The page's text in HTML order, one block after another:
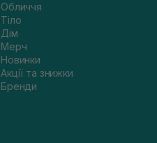
Обличчя
Тіло
Дім
Мерч
Новинки
Акції та знижки
Бренди